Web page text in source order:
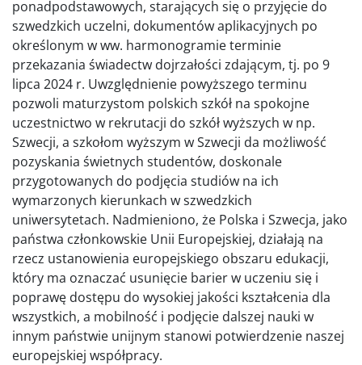
ponadpodstawowych, starających się o przyjęcie do
szwedzkich uczelni, dokumentów aplikacyjnych po
określonym w ww. harmonogramie terminie
przekazania świadectw dojrzałości zdającym, tj. po 9
lipca 2024 r. Uwzględnienie powyższego terminu
pozwoli maturzystom polskich szkół na spokojne
uczestnictwo w rekrutacji do szkół wyższych w np.
Szwecji, a szkołom wyższym w Szwecji da możliwość
pozyskania świetnych studentów, doskonale
przygotowanych do podjęcia studiów na ich
wymarzonych kierunkach w szwedzkich
uniwersytetach. Nadmieniono, że Polska i Szwecja, jako
państwa członkowskie Unii Europejskiej, działają na
rzecz ustanowienia europejskiego obszaru edukacji,
który ma oznaczać usunięcie barier w uczeniu się i
poprawę dostępu do wysokiej jakości kształcenia dla
wszystkich, a mobilność i podjęcie dalszej nauki w
innym państwie unijnym stanowi potwierdzenie naszej
europejskiej współpracy.